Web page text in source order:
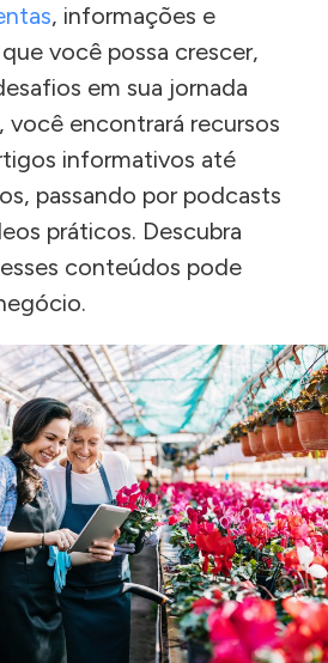
, informações e
você possa crescer,
em sua jornada
você encontrará recursos
informativos até
passando por podcasts
práticos. Descubra
conteúdos pode